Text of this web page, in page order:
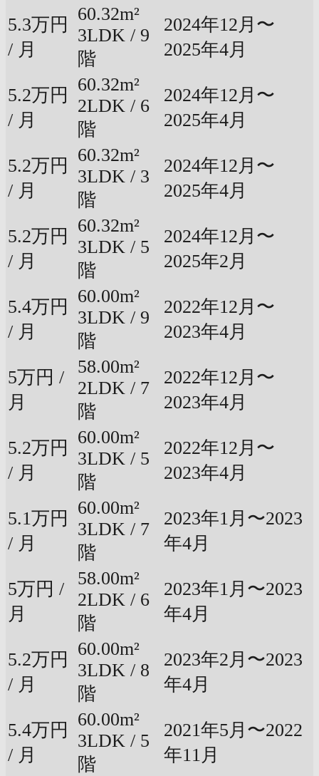
5.3万円
/ 月
60.32m²
3LDK / 9
階
2024年12月〜
2025年4月
5.2万円
/ 月
60.32m²
2LDK / 6
階
2024年12月〜
2025年4月
5.2万円
/ 月
60.32m²
3LDK / 3
階
2024年12月〜
2025年4月
5.2万円
/ 月
60.32m²
3LDK / 5
階
2024年12月〜
2025年2月
5.4万円
/ 月
60.00m²
3LDK / 9
階
2022年12月〜
2023年4月
5万円 /
月
58.00m²
2LDK / 7
階
2022年12月〜
2023年4月
5.2万円
/ 月
60.00m²
3LDK / 5
階
2022年12月〜
2023年4月
5.1万円
/ 月
60.00m²
3LDK / 7
階
2023年1月〜2023
年4月
5万円 /
月
58.00m²
2LDK / 6
階
2023年1月〜2023
年4月
5.2万円
/ 月
60.00m²
3LDK / 8
階
2023年2月〜2023
年4月
5.4万円
/ 月
60.00m²
3LDK / 5
階
2021年5月〜2022
年11月